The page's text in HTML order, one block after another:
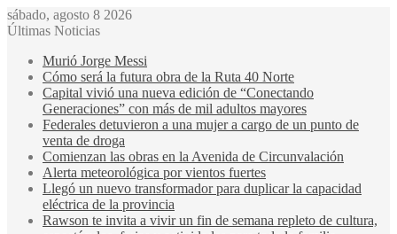
sábado, agosto 8 2026
Últimas Noticias
Murió Jorge Messi
Cómo será la futura obra de la Ruta 40 Norte
Capital vivió una nueva edición de “Conectando
Generaciones” con más de mil adultos mayores
Federales detuvieron a una mujer a cargo de un punto de
venta de droga
Comienzan las obras en la Avenida de Circunvalación
Alerta meteorológica por vientos fuertes
Llegó un nuevo transformador para duplicar la capacidad
eléctrica de la provincia
Rawson te invita a vivir un fin de semana repleto de cultura,